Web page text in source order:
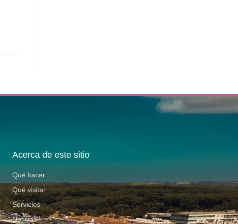
Acerca de este sitio
Qué hacer
Qué visitar
Servicios
Noticias